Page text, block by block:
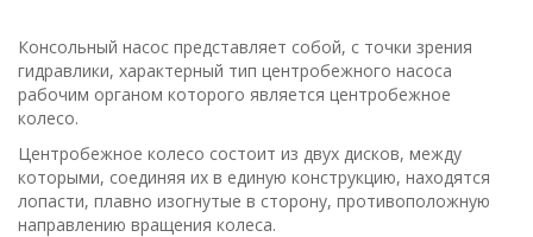
Консольный насос представляет собой, с точки зрения
гидравлики, характерный тип центробежного насоса
рабочим органом которого является центробежное
колесо.
Центробежное колесо состоит из двух дисков, между
которыми, соединяя их в единую конструкцию, находятся
лопасти, плавно изогнутые в сторону, противоположную
направлению вращения колеса.